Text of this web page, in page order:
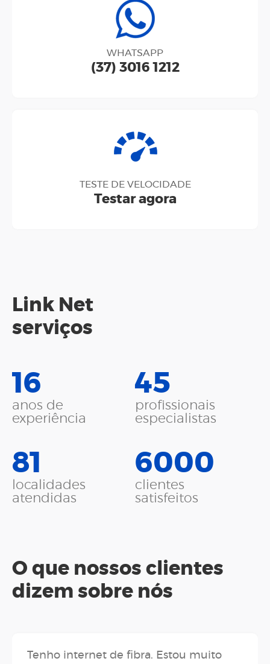
WHATSAPP
(37) 3016 1212
TESTE DE VELOCIDADE
Testar agora
Link Net
serviços
16
anos de
experiência
45
profissionais
especialistas
81
localidades
atendidas
6000
clientes
satisfeitos
O que nossos clientes
dizem sobre nós
Tenho internet de fibra. Estou muito